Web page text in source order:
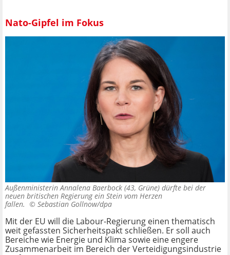
Nato-Gipfel im Fokus
Außenministerin Annalena Baerbock (43, Grüne) dürfte bei der
neuen britischen Regierung ein Stein vom Herzen
fallen. © Sebastian Gollnow/dpa
Mit der EU will die Labour-Regierung einen thematisch
weit gefassten Sicherheitspakt schließen. Er soll auch
Bereiche wie Energie und Klima sowie eine engere
Zusammenarbeit im Bereich der Verteidigungsindustrie